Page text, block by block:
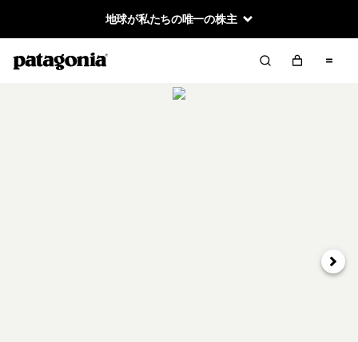
地球が私たちの唯一の株主
次へ